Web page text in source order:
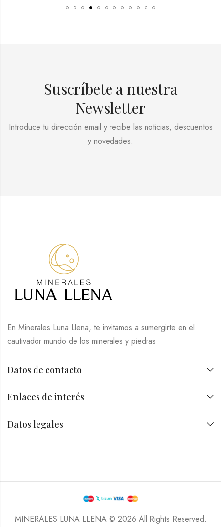
Suscríbete a nuestra
Newsletter
Introduce tu dirección email y recibe las noticias, descuentos
y novedades.
En Minerales Luna Llena, te invitamos a sumergirte en el
cautivador mundo de los minerales y piedras
Datos de contacto
Enlaces de interés
Datos legales
MINERALES LUNA LLENA © 2026 All Rights Reserved.